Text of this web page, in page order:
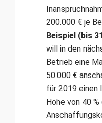
200.000 € je
Beispiel (bis
will in den
Betrieb eine
50.000 €
für 2019 einen
Höhe von 40